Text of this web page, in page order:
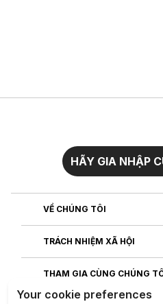
HÃY GIA NHẬP
VỀ CHÚNG TÔI
TRÁCH NHIỆM XÃ HỘI
THAM GIA CÙNG CHÚNG